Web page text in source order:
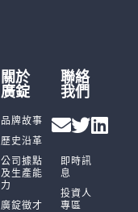
關於
廣錠
品牌故事
歷史沿革
公司據點
及生產能
力
廣錠徵才
聯絡
我們
即時訊
息
投資人
專區